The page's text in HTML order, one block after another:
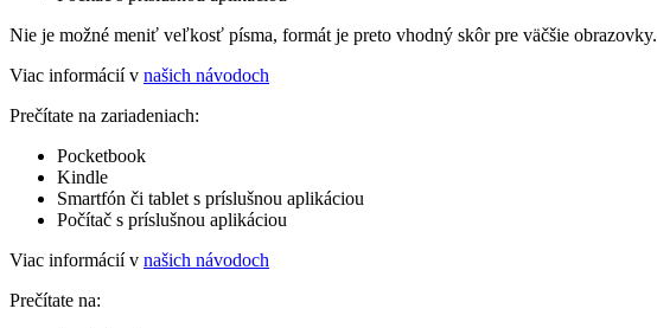
Nie je možné meniť veľkosť písma, formát je preto vhodný skôr pre väčšie obrazovky.
Viac informácií v našich návodoch
Prečítate na zariadeniach:
Pocketbook
Kindle
Smartfón či tablet s príslušnou aplikáciou
Počítač s príslušnou aplikáciou
Viac informácií v našich návodoch
Prečítate na: